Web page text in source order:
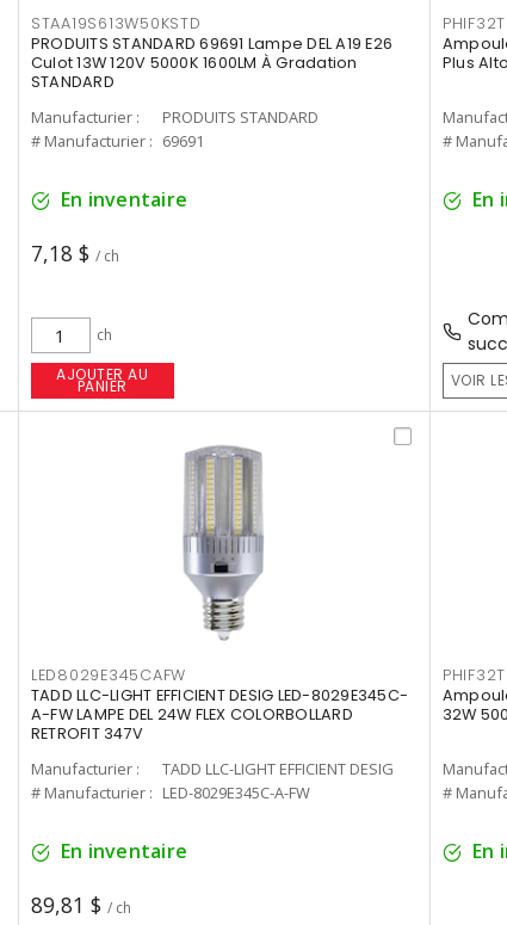
STAA19S613W50KSTD
PRODUITS STANDARD 69691 Lampe DEL A19 E26
Culot 13W 120V 5000K 1600LM À Gradation
STANDARD
Manufacturier :
PRODUITS STANDARD
# Manufacturier : 69691
En inventaire
7,18 $ / ch
ch
AJOUTER AU
PANIER
Plus
#
En
VOIR
LED8029E345CAFW
TADD LLC-LIGHT EFFICIENT DESIG LED-8029E345C-
A-FW LAMPE DEL 24W FLEX COLORBOLLARD
RETROFIT 347V
Manufacturier :
TADD LLC-LIGHT EFFICIENT DESIG
# Manufacturier : LED-8029E345C-A-FW
En inventaire
89,81 $ / ch
32W
#
En